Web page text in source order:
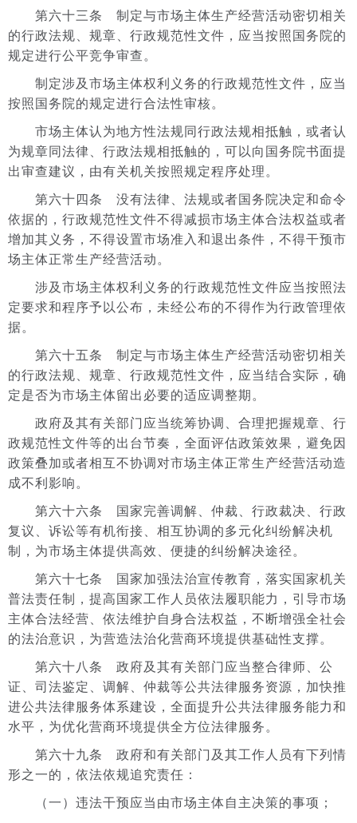
第六十三条 制定与市场主体生产经营活动密切相关
的行政法规、规章、行政规范性文件，应当按照国务院的
规定进行公平竞争审查。
制定涉及市场主体权利义务的行政规范性文件，应当
按照国务院的规定进行合法性审核。
市场主体认为地方性法规同行政法规相抵触，或者认
为规章同法律、行政法规相抵触的，可以向国务院书面提
出审查建议，由有关机关按照规定程序处理。
第六十四条 没有法律、法规或者国务院决定和命令
依据的，行政规范性文件不得减损市场主体合法权益或者
增加其义务，不得设置市场准入和退出条件，不得干预市
场主体正常生产经营活动。
涉及市场主体权利义务的行政规范性文件应当按照法
定要求和程序予以公布，未经公布的不得作为行政管理依
据。
第六十五条 制定与市场主体生产经营活动密切相关
的行政法规、规章、行政规范性文件，应当结合实际，确
定是否为市场主体留出必要的适应调整期。
政府及其有关部门应当统筹协调、合理把握规章、行
政规范性文件等的出台节奏，全面评估政策效果，避免因
政策叠加或者相互不协调对市场主体正常生产经营活动造
成不利影响。
第六十六条 国家完善调解、仲裁、行政裁决、行政
复议、诉讼等有机衔接、相互协调的多元化纠纷解决机
制，为市场主体提供高效、便捷的纠纷解决途径。
第六十七条 国家加强法治宣传教育，落实国家机关
普法责任制，提高国家工作人员依法履职能力，引导市场
主体合法经营、依法维护自身合法权益，不断增强全社会
的法治意识，为营造法治化营商环境提供基础性支撑。
第六十八条 政府及其有关部门应当整合律师、公
证、司法鉴定、调解、仲裁等公共法律服务资源，加快推
进公共法律服务体系建设，全面提升公共法律服务能力和
水平，为优化营商环境提供全方位法律服务。
第六十九条 政府和有关部门及其工作人员有下列情
形之一的，依法依规追究责任：
（一）违法干预应当由市场主体自主决策的事项；